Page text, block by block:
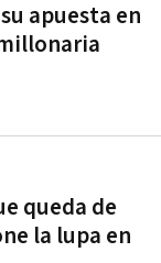
apuesta en
queda de
la lupa en